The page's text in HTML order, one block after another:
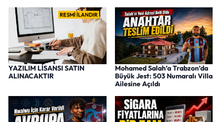
RESMİ İLANDIR
YAZILIM LİSANSI SATIN
ALINACAKTIR
Mohamed Salah’a Trabzon’da
Büyük Jest: 503 Numaralı Villa
Ailesine Açıldı